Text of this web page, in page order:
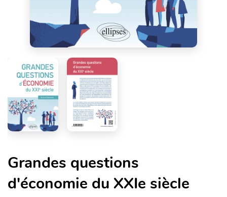
Grandes questions
d'économie du XXIe siècle